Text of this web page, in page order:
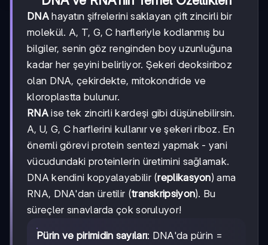
DNAhayatın şifrelerini saklayan çift zincirli bir
molekül. A, T, G, C harfleriyle kodlanmış bu
bilgiler, senin göz renginden boy uzunluğuna
kadar her şeyini belirliyor. Şekeri deoksiriboz
olan DNA, çekirdekte, mitokondride ve
kloroplastta bulunur.
RNAise tek zincirli kardeşi gibi düşünebilirsin.
A, U, G, C harflerini kullanır ve şekeri riboz. En
önemli görevi protein sentezi yapmak - yani
vücudundaki proteinlerin üretimini sağlamak.
DNA kendini kopyalayabilir (replikasyon) ama
RNA, DNA'dan üretilir (transkripsiyon). Bu
süreçler sınavlarda çok soruluyor!
Pürin ve pirimidin sayıları: DNA'da pürin =